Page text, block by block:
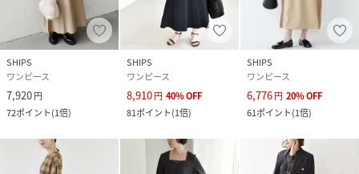
SHIPS
ワンピース
7,920円
72ポイント(1倍)
SHIPS
ワンピース
8,910円 40%OFF
81ポイント(1倍)
SHIPS
ワンピース
6,776円 20%OFF
61ポイント(1倍)